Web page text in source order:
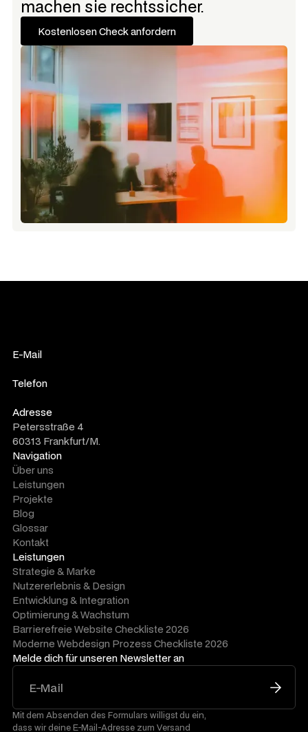
machen sie rechtssicher.
Kostenlosen Check anfordern
Kostenlosen Check anfordern
Melde dich für unseren Newsletter an
Mit dem Absenden des Formulars willigst du ein,
dass wir deine E-Mail-Adresse zum Versand
E-Mail
Telefon
Adresse
Petersstraße 4
60313 Frankfurt/M.
Navigation
Über uns
Leistungen
Projekte
Blog
Glossar
Kontakt
Leistungen
Strategie & Marke
Nutzererlebnis & Design
Entwicklung & Integration
Optimierung & Wachstum
Barrierefreie Website Checkliste 2026
Moderne Webdesign Prozess Checkliste 2026